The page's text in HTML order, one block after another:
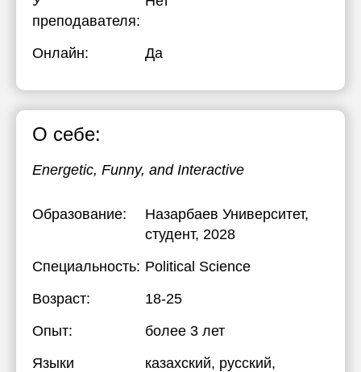
преподавателя:
Онлайн: Да
О себе:
Energetic, Funny, and Interactive
Образование: Назарбаев Университет,
студент, 2028
Специальность: Political Science
Возраст:
18-25
Опыт:
более 3 лет
Языки
казахский, русский,